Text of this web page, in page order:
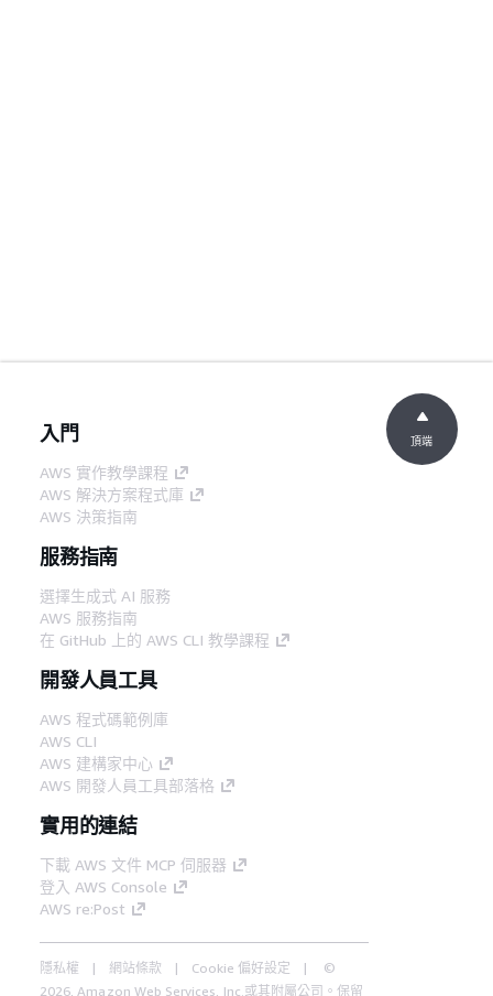
入門
AWS 實作教學課程
AWS 解決方案程式庫
AWS 決策指南
服務指南
選擇生成式 AI 服務
AWS 服務指南
在 GitHub 上的 AWS CLI 教學課程
開發人員工具
AWS 程式碼範例庫
AWS CLI
AWS 建構家中心
AWS 開發人員工具部落格
實用的連結
下載 AWS 文件 MCP 伺服器
登入 AWS Console
AWS re:Post
隱私權 網站條款 Cookie 偏好設定
©
2026, Amazon Web Services, Inc.或其附屬公司。保留
頂端